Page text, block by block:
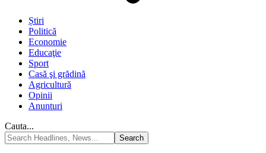
Știri
Politică
Economie
Educaţie
Sport
Casă şi grădină
Agricultură
Opinii
Anunturi
Cauta...